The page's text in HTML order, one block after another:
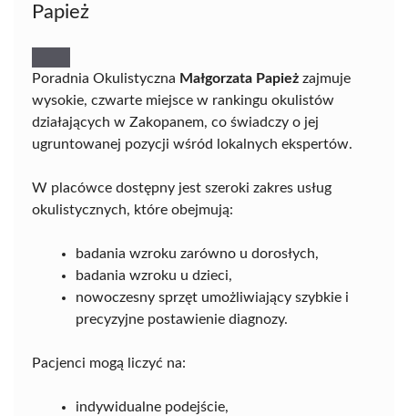
Papież
Poradnia Okulistyczna Małgorzata Papież zajmuje
wysokie, czwarte miejsce w rankingu okulistów
działających w Zakopanem, co świadczy o jej
ugruntowanej pozycji wśród lokalnych ekspertów.
W placówce dostępny jest szeroki zakres usług
okulistycznych, które obejmują:
badania wzroku zarówno u dorosłych,
badania wzroku u dzieci,
nowoczesny sprzęt umożliwiający szybkie i
precyzyjne postawienie diagnozy.
Pacjenci mogą liczyć na:
indywidualne podejście,